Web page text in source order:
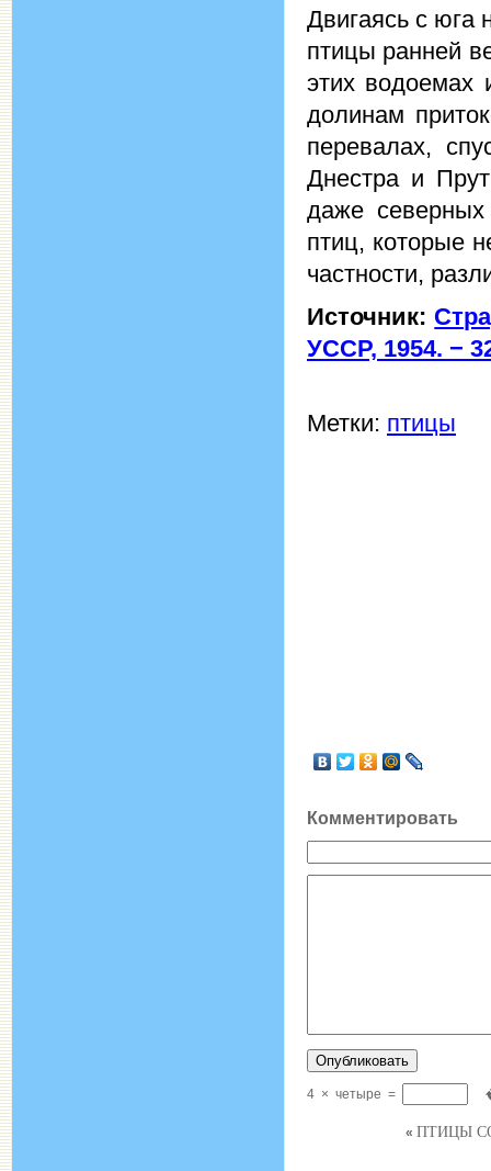
Двигаясь с юга
птицы ранней
этих водоемах
долинам
перевалах,
Днестра и
даже
птиц, которые
частности,
Источник:
УССР, 1954. −
Метки: птицы
Комментировать
4 × четыре =
« ПТИЦЫ